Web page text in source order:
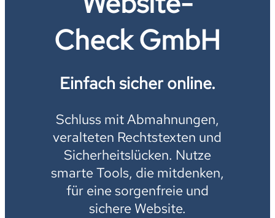
Check GmbH
Einfach sicher online.
Schluss mit Abmahnungen,
veralteten Rechtstexten und
Sicherheitslücken. Nutze
smarte Tools, die mitdenken,
für eine sorgenfreie und
sichere Website.